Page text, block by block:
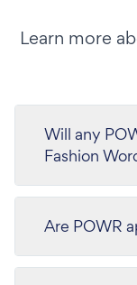
Learn more
Will any
Fashion
Are POWR